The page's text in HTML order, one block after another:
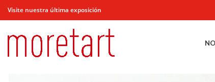
Visite nuestra última exposición